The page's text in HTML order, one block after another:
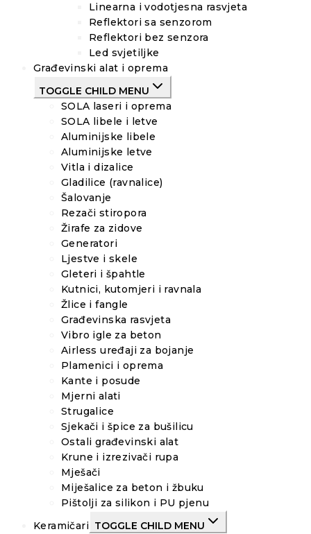
Linearna i vodotjesna rasvjeta
Reflektori sa senzorom
Reflektori bez senzora
Led svjetiljke
Građevinski alat i oprema
TOGGLE CHILD MENU
SOLA laseri i oprema
SOLA libele i letve
Aluminijske libele
Aluminijske letve
Vitla i dizalice
Gladilice (ravnalice)
Šalovanje
Rezači stiropora
Žirafe za zidove
Generatori
Ljestve i skele
Gleteri i špahtle
Kutnici, kutomjeri i ravnala
Žlice i fangle
Građevinska rasvjeta
Vibro igle za beton
Airless uređaji za bojanje
Plamenici i oprema
Kante i posude
Mjerni alati
Strugalice
Sjekači i špice za bušilicu
Ostali građevinski alat
Krune i izrezivači rupa
Mješači
Miješalice za beton i žbuku
Pištolji za silikon i PU pjenu
Keramičari TOGGLE CHILD MENU